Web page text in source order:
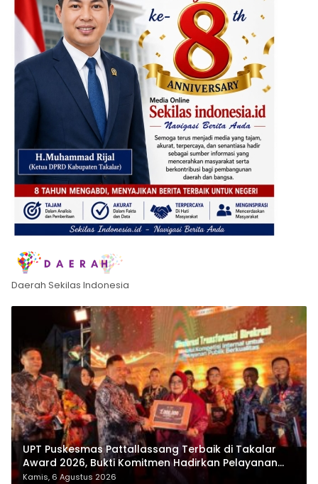
Daerah Sekilas Indonesia
UPT Puskesmas Pattallassang Terbaik di Takalar
Award 2026, Bukti Komitmen Hadirkan Pelayanan
Kesehatan Berkualitas
Kamis, 6 Agustus 2026